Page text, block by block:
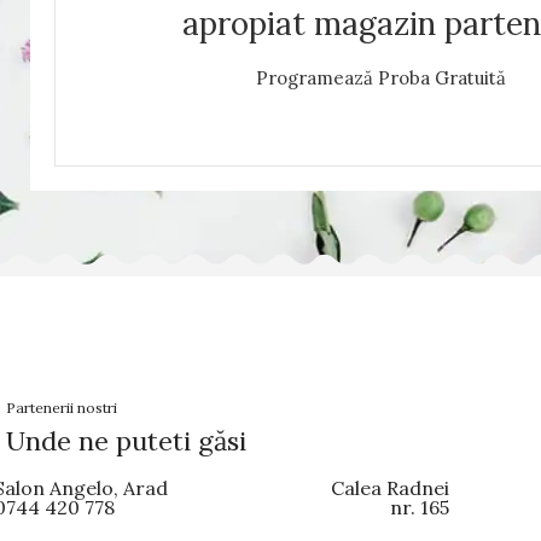
apropiat magazin
Programează Proba Gratuită
Partenerii nostri
Unde ne puteti găsi
Angelo, Arad
420 778
Calea Radnei
nr. 165